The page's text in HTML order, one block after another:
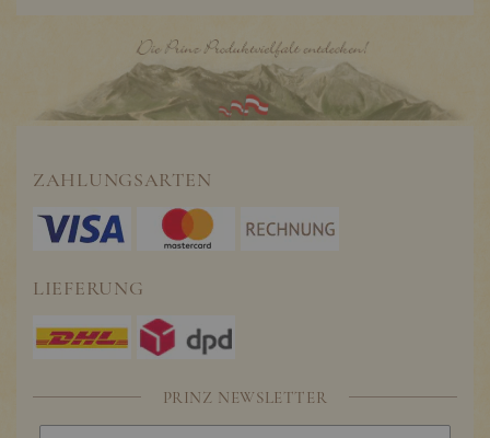
ZAHLUNGSARTEN
LIEFERUNG
PRINZ NEWSLETTER